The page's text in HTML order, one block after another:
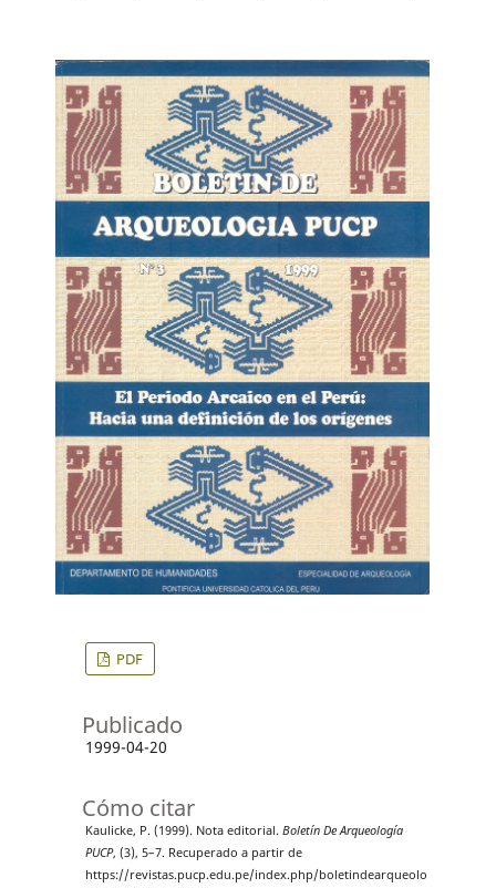
PDF
Publicado
1999-04-20
Cómo citar
Kaulicke, P. (1999). Nota editorial. Boletín De Arqueología
PUCP, (3), 5–7. Recuperado a partir de
https://revistas.pucp.edu.pe/index.php/boletindearqueolo